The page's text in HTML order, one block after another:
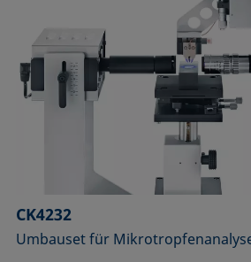
CK4232
Umbauset für